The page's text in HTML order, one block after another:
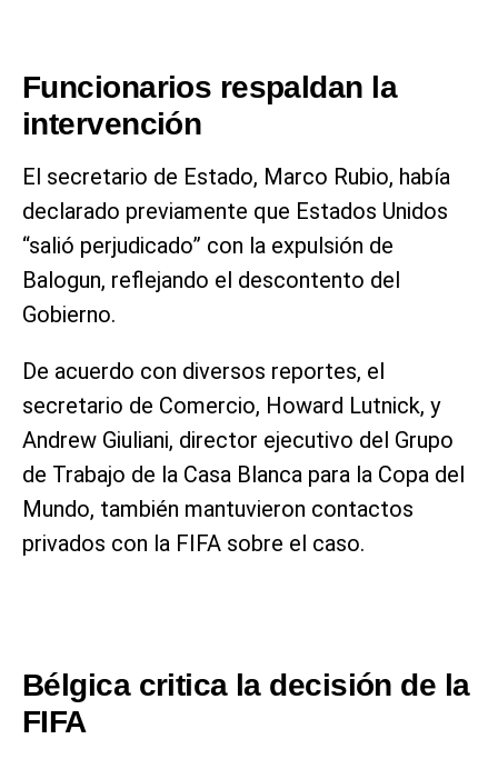
Funcionarios respaldan la
intervención
El secretario de Estado, Marco Rubio, había
declarado previamente que Estados Unidos
“salió perjudicado” con la expulsión de
Balogun, reflejando el descontento del
Gobierno.
De acuerdo con diversos reportes, el
secretario de Comercio, Howard Lutnick, y
Andrew Giuliani, director ejecutivo del Grupo
de Trabajo de la Casa Blanca para la Copa del
Mundo, también mantuvieron contactos
privados con la FIFA sobre el caso.
Bélgica critica la decisión de la
FIFA